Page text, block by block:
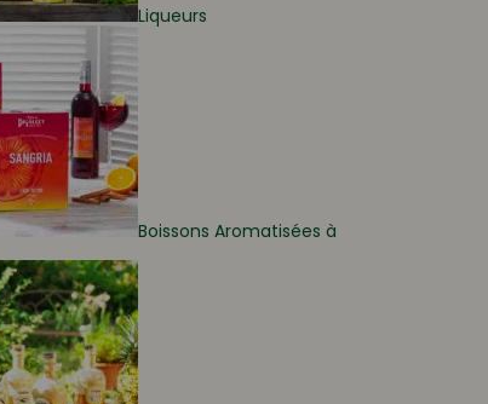
Liqueurs
Boissons Aromatisées à